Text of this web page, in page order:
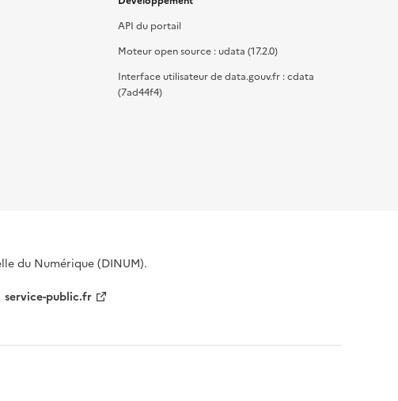
API du portail
Moteur open source : udata (17.2.0)
Interface utilisateur de data.gouv.fr : cdata
(7ad44f4)
du Numérique (DINUM).
service-public.fr